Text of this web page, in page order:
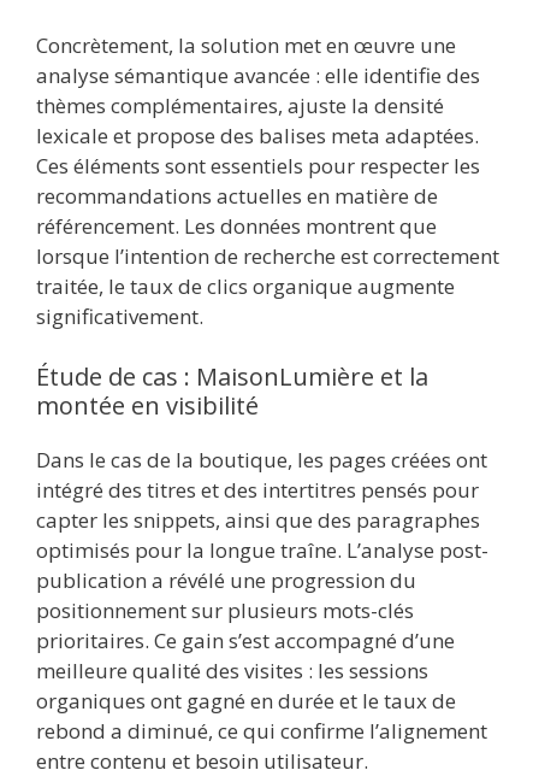
Concrètement, la solution met en œuvre une
analyse sémantique avancée : elle identifie des
thèmes complémentaires, ajuste la densité
lexicale et propose des balises meta adaptées.
Ces éléments sont essentiels pour respecter les
recommandations actuelles en matière de
référencement. Les données montrent que
lorsque l’intention de recherche est correctement
traitée, le taux de clics organique augmente
significativement.
Étude de cas : MaisonLumière et la
montée en visibilité
Dans le cas de la boutique, les pages créées ont
intégré des titres et des intertitres pensés pour
capter les snippets, ainsi que des paragraphes
optimisés pour la longue traîne. L’analyse post-
publication a révélé une progression du
positionnement sur plusieurs mots-clés
prioritaires. Ce gain s’est accompagné d’une
meilleure qualité des visites : les sessions
organiques ont gagné en durée et le taux de
rebond a diminué, ce qui confirme l’alignement
entre contenu et besoin utilisateur.